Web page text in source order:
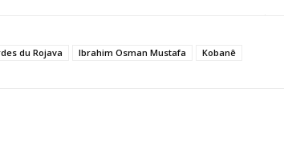
du Rojava Ibrahim Osman Mustafa Kobanê